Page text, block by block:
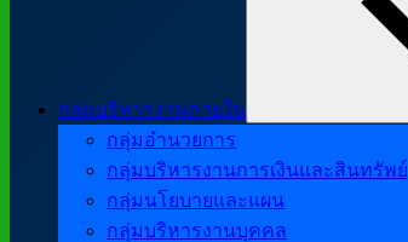
กลุ่มบริหารงานภายใน
กลุ่มอำนวยการ
กลุ่มบริหารงานการเงินและสินทรัพย์
กลุ่มนโยบายและแผน
กลุ่มบริหารงานบุคคล